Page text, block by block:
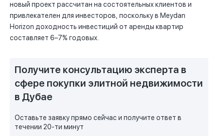
новый проект рассчитан на состоятельных клиентов и
привлекателен для инвесторов, поскольку в Meydan
Horizon доходность инвестиций от аренды квартир
составляет 6–7% годовых.
Получите консультацию эксперта в
сфере покупки элитной недвижимости
в Дубае
Оставьте заявку прямо сейчас и получите ответ в
течении 20-ти минут